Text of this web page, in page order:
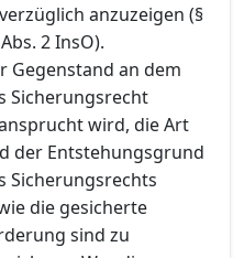
anzuzeigen (§
2 InsO).
Gegenstand an dem
Sicherungsrecht
wird, die Art
der Entstehungsgrund
Sicherungsrechts
die gesicherte
sind zu